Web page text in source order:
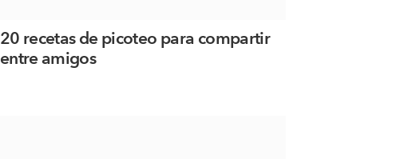
20 recetas de picoteo para compartir
entre amigos